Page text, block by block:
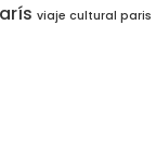
viaje cultural paris